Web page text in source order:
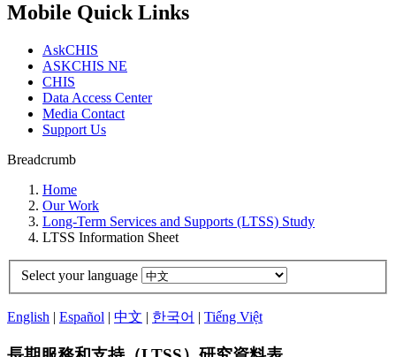
Mobile Quick Links
AskCHIS
ASKCHIS NE
CHIS
Data Access Center
Media Contact
Support Us
Breadcrumb
Home
Our Work
Long-Term Services and Supports (LTSS) Study
LTSS Information Sheet
Select your language
English | Español | 中文 | 한국어 | Tiếng Việt